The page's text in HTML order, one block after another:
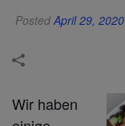
Posted April 29, 2020
Wir haben